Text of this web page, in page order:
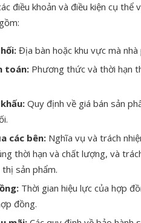
điều khoản và điều kiện cụ thể
Địa bàn hoặc khu vực mà
toán: Phương thức và thời hạn
Quy định về giá bán sản
các bên: Nghĩa vụ và trách
thời hạn và chất lượng, và
sản phẩm.
Thời gian hiệu lực của hợp
đồng.